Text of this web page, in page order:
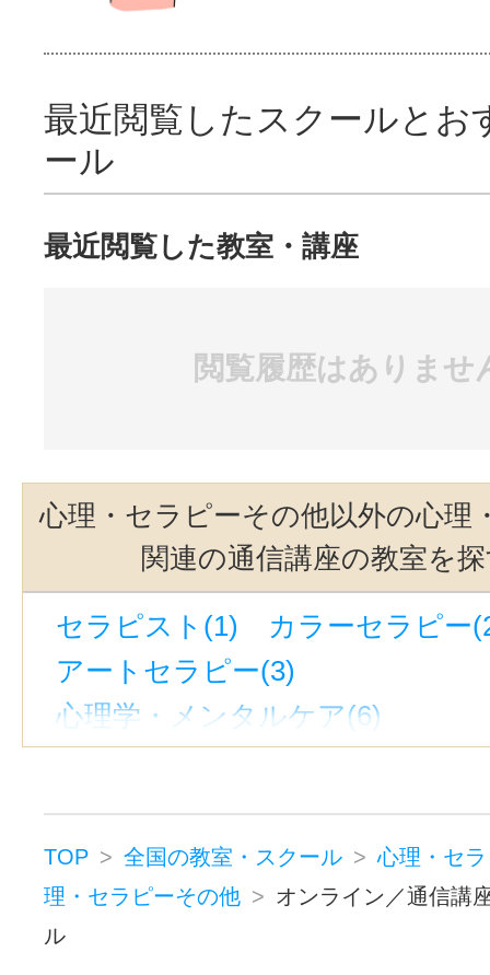
最近閲覧したスクールとお
ール
最近閲覧した教室・講座
閲覧履歴はありませ
心理・セラピーその他以外の心理
関連の通信講座の教室を
セラピスト(1)
カラーセラピー
アートセラピー(3)
心理学・メンタルケア(6)
TOP 全国の教室・スクール
心理・セ
理・セラピーその他
オンライン／通信講
ル